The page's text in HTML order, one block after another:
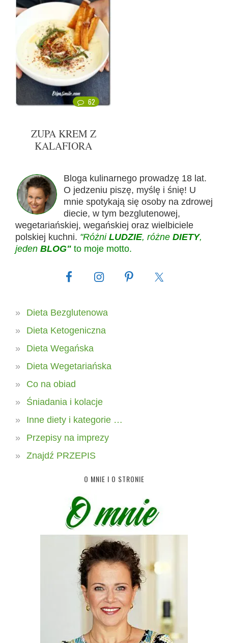
62
ZUPA KREM Z
KALAFIORA
Bloga kulinarnego prowadzę 18 lat.
O jedzeniu piszę, myślę i śnię! U
mnie spotykają się osoby na zdrowej
diecie, w tym bezglutenowej,
wegetariańskiej, wegańskiej oraz wielbiciele
polskiej kuchni. "Różni LUDZIE, różne DIETY,
jeden BLOG" to moje motto.
Dieta Bezglutenowa
Dieta Ketogeniczna
Dieta Wegańska
Dieta Wegetariańska
Co na obiad
Śniadania i kolacje
Inne diety i kategorie …
Przepisy na imprezy
Znajdź PRZEPIS
O MNIE I O STRONIE